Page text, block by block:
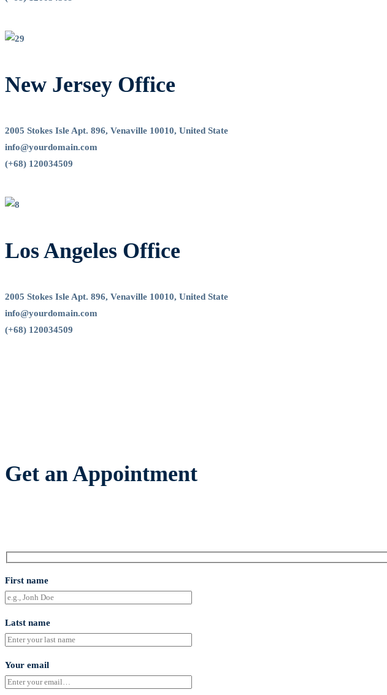
New Jersey Office
2005 Stokes Isle Apt. 896, Venaville 10010, United State
info@yourdomain.com
(+68) 120034509
Los Angeles Office
2005 Stokes Isle Apt. 896, Venaville 10010, United State
info@yourdomain.com
(+68) 120034509
Get an Appointment
First name
Latst name
Your email